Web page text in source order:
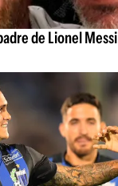
de Lionel Messi